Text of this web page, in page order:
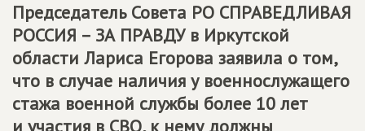
Председатель Совета РО СПРАВЕДЛИВАЯ
РОССИЯ – ЗА ПРАВДУ в Иркутской
области Лариса Егорова заявила о том,
что в случае наличия у военнослужащего
стажа военной службы более 10 лет
и участия в СВО, к нему должны